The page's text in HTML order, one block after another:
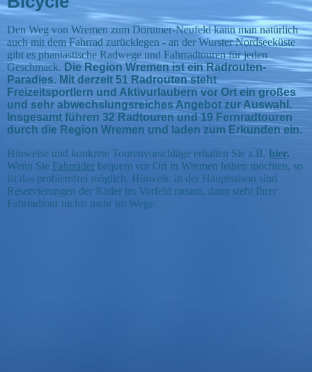
Den Weg von Wremen zum Dorumer-Neufeld kann man natürlich
auch mit dem Fahrrad zurücklegen - an der Wurster Nordseeküste
gibt es phantastische Radwege und Fahrradtouren für jeden
Geschmack. Die Region Wremen ist ein Radrouten-
Paradies. Mit derzeit 51 Radrouten steht
Freizeitsportlern und Aktivurlaubern vor Ort ein großes
und sehr abwechslungsreiches Angebot zur Auswahl.
Insgesamt führen 32 Radtouren und 19 Fernradtouren
durch die Region Wremen und laden zum Erkunden ein.
Hinweise und konkrete Tourenvorschläge erhalten Sie z.B. hier.
Wenn Sie Fahrräder bequem vor Ort in Wremen leihen möchten, so
ist das problemfrei möglich. Hinweis: in der Hauptsaison sind
Reservierungen der Räder im Vorfeld ratsam, dann steht Ihrer
Fahrradtour nichts mehr im Wege.